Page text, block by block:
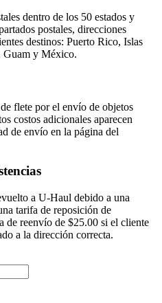
dentro de los 50 estados y
postales, direcciones
destinos: Puerto Rico, Islas
Guam y México.
flete por el envío de objetos
costos adicionales aparecen
de envío en la página del
a U-Haul debido a una
tarifa de reposición de
de reenvío de $25.00 si el cliente
a la dirección correcta.